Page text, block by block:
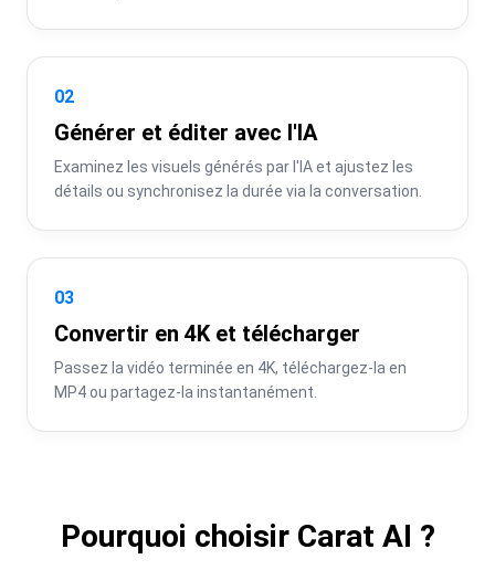
02
Générer et éditer avec l'IA
Examinez les visuels générés par l'IA et ajustez les
détails ou synchronisez la durée via la conversation.
03
Convertir en 4K et télécharger
Passez la vidéo terminée en 4K, téléchargez-la en
MP4 ou partagez-la instantanément.
Pourquoi choisir Carat AI ?